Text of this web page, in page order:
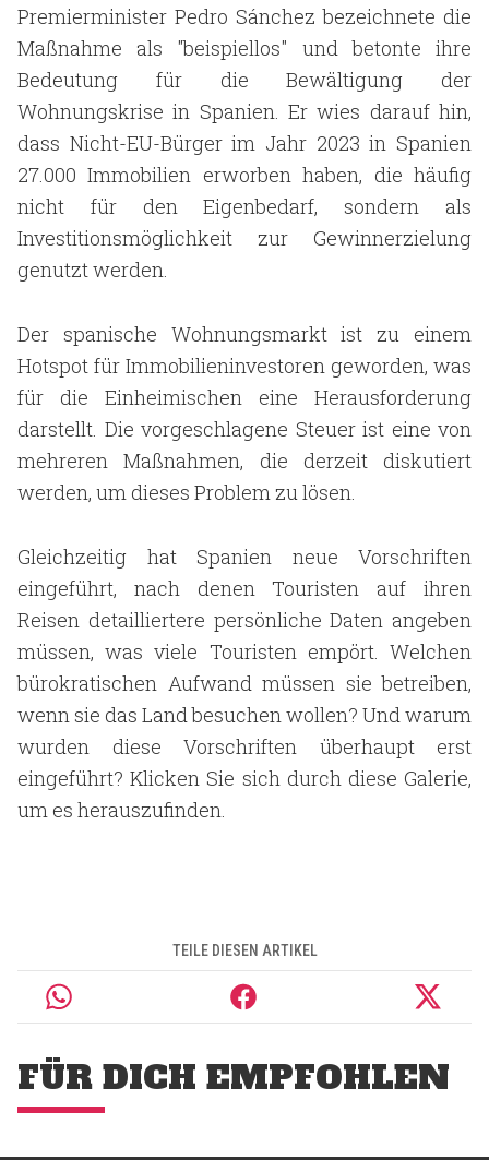
Premierminister Pedro Sánchez bezeichnete die
Maßnahme als "beispiellos" und betonte ihre
Bedeutung für die Bewältigung der
Wohnungskrise in Spanien. Er wies darauf hin,
dass Nicht-EU-Bürger im Jahr 2023 in Spanien
27.000 Immobilien erworben haben, die häufig
nicht für den Eigenbedarf, sondern als
Investitionsmöglichkeit zur Gewinnerzielung
genutzt werden.
Der spanische Wohnungsmarkt ist zu einem
Hotspot für Immobilieninvestoren geworden, was
für die Einheimischen eine Herausforderung
darstellt. Die vorgeschlagene Steuer ist eine von
mehreren Maßnahmen, die derzeit diskutiert
werden, um dieses Problem zu lösen.
Gleichzeitig hat Spanien neue Vorschriften
eingeführt, nach denen Touristen auf ihren
Reisen detailliertere persönliche Daten angeben
müssen, was viele Touristen empört. Welchen
bürokratischen Aufwand müssen sie betreiben,
wenn sie das Land besuchen wollen? Und warum
wurden diese Vorschriften überhaupt erst
eingeführt? Klicken Sie sich durch diese Galerie,
um es herauszufinden.
TEILE DIESEN ARTIKEL
FÜR DICH EMPFOHLEN